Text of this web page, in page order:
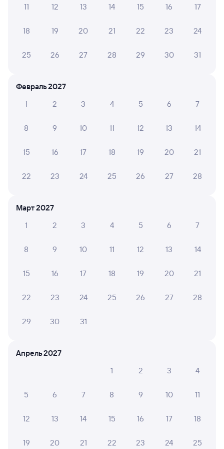
Железнодорожные билеты до Худоеланского
11 12 13 14 15 16 17
18 19 20 21 22 23 24
25 26 27 28 29 30 31
Февраль 2027
1
2 3 4 5 6 7
8 9 10 11 12 13 14
15 16 17 18 19 20 21
22 23 24 25 26 27 28
Март 2027
1
2 3 4 5 6 7
8 9 10 11 12 13 14
15 16 17 18 19 20 21
22 23 24 25 26 27 28
29 30 31
Апрель 2027
1
2 3 4
5 6 7 8 9 10 11
12 13 14 15 16 17 18
19 20 21 22 23 24 25